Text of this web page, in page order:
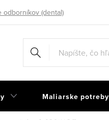
odborníkov (dental)
Maliarske potreby